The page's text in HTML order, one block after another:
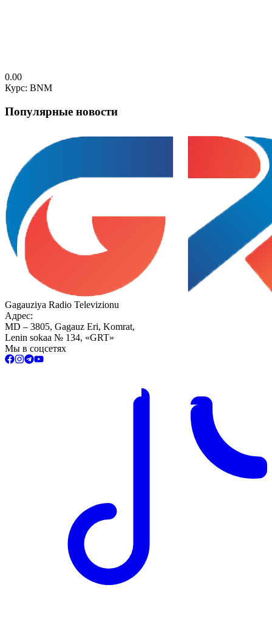
0.00
Курс: BNM
Популярные новости
Gagauziya Radio Televizionu
Адрес:
MD – 3805, Gagauz Eri, Komrat,
Lenin sokaa № 134, «GRT»
Мы в соцсетях